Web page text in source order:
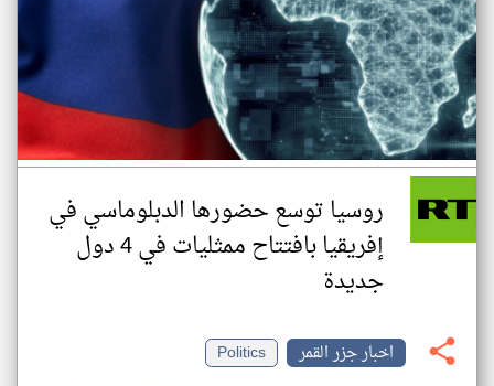
روسيا توسع حضورها الدبلوماسي في
إفريقيا بافتتاح ممثليات في 4 دول
جديدة
اخبار جزر القمر
Politics